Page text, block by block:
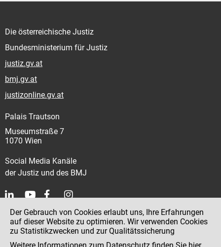
Die österreichische Justiz
Bundesministerium für Justiz
justiz.gv.at
bmj.gv.at
justizonline.gv.at
Palais Trautson
Museumstraße 7
1070 Wien
Social Media Kanäle
der Justiz und des BMJ
Kontakt
Impressum
Der Gebrauch von Cookies erlaubt uns, Ihre Erfahrungen
auf dieser Website zu optimieren. Wir verwenden Cookies
zu Statistikzwecken und zur Qualitätssicherung